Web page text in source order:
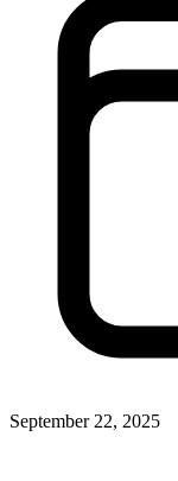
September 22, 2025